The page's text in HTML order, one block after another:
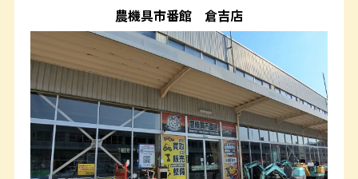
農機具市番館 倉吉店